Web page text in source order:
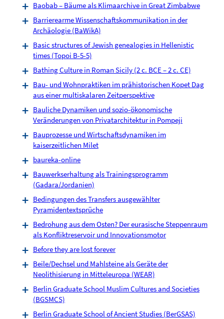
Baobab – Bäume als Klimaarchive in Great Zimbabwe
Barrierearme Wissenschaftskommunikation in der
Archäologie (BaWikA)
Basic structures of Jewish genealogies in Hellenistic
times (Topoi B-5-5)
Bathing Culture in Roman Sicily (2 c. BCE – 2 c. CE)
Bau- und Wohnpraktiken im prähistorischen Kopet Dag
aus einer multiskalaren Zeitperspektive
Bauliche Dynamiken und sozio-ökonomische
Veränderungen von Privatarchitektur in Pompeji
Bauprozesse und Wirtschaftsdynamiken im
kaiserzeitlichen Milet
baureka-online
Bauwerkserhaltung als Trainingsprogramm
(Gadara/Jordanien)
Bedingungen des Transfers ausgewählter
Pyramidentextsprüche
Bedrohung aus dem Osten? Der eurasische Steppenraum
als Konfliktreservoir und Innovationsmotor
Before they are lost forever
Beile/Dechsel und Mahlsteine als Geräte der
Neolithisierung in Mitteleuropa (WEAR)
Berlin Graduate School Muslim Cultures and Societies
(BGSMCS)
Berlin Graduate School of Ancient Studies (BerGSAS)